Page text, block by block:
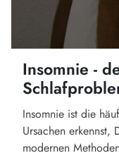
Insomnie -
Insomnie ist die
Ursachen erkennst,
modernen